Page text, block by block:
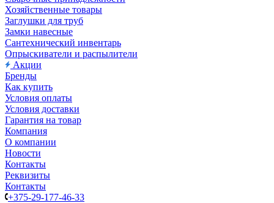
Хозяйственные товары
Заглушки для труб
Замки навесные
Сантехнический инвентарь
Опрыскиватели и распылители
Акции
Бренды
Как купить
Условия оплаты
Условия доставки
Гарантия на товар
Компания
О компании
Новости
Контакты
Реквизиты
Контакты
+375-29-177-46-33